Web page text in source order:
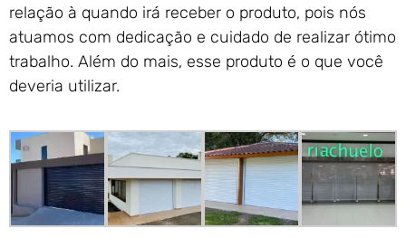
relação à quando irá receber o produto, pois nós
atuamos com dedicação e cuidado de realizar ótimo
trabalho. Além do mais, esse produto é o que você
deveria utilizar.